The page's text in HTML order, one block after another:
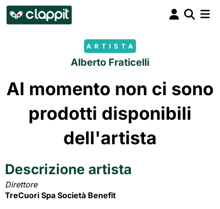
ARTISTA
Alberto Fraticelli
Al momento non ci sono
prodotti disponibili
dell'artista
Descrizione artista
Direttore
TreCuori Spa Società Benefit